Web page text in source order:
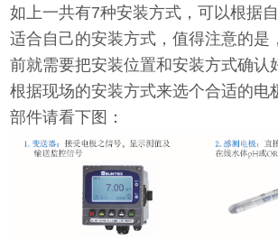
如上一共有7种安装方式，可以根据
适合自己的安装方式，值得注意的是
前就需要把安装位置和安装方式确认
根据现场的安装方式来选个合适的电
部件请看下图：